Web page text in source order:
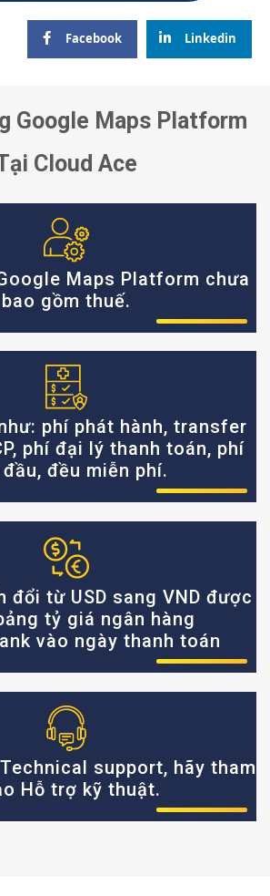
Facebook Linkedin
Google Maps Platform
Cloud Ace
Maps Platform chưa
bao gồm thuế.
phí phát hành, transfer
phí đại lý thanh toán, phí
đầu, đều miễn phí.
đổi từ USD sang VND được
tỷ giá ngân hàng
vào ngày thanh toán
support, hãy tham
Hỗ trợ kỹ thuật.